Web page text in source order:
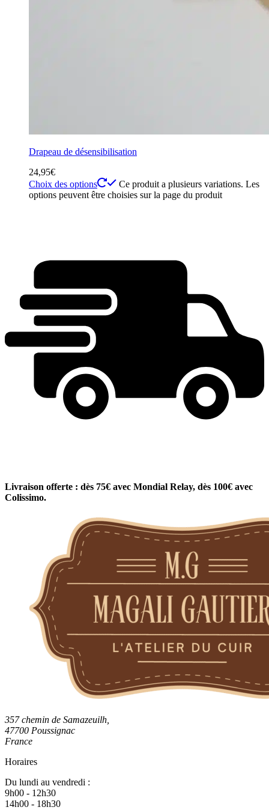
Drapeau de désensibilisation
24,95€
Choix des options
Ce produit a plusieurs variations. Les
options peuvent être choisies sur la page du produit
Livraison offerte : dès 75€ avec Mondial Relay, dès 100€ avec
Colissimo.
357 chemin de Samazeuilh,
47700 Poussignac
France
Horaires
Du lundi au vendredi :
9h00 - 12h30
14h00 - 18h30